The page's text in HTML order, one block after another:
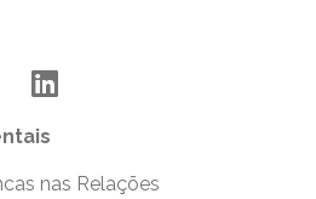
nas Relações